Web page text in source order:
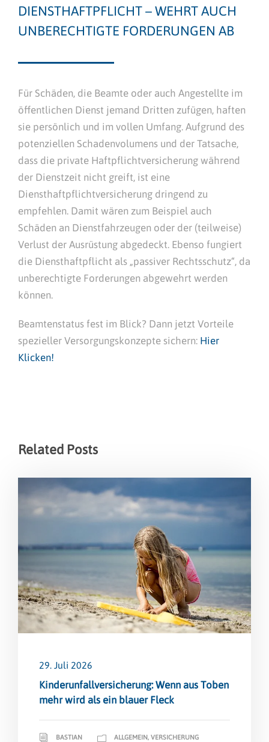
DIENSTHAFTPFLICHT – WEHRT AUCH
UNBERECHTIGTE FORDERUNGEN AB
Für Schäden, die Beamte oder auch Angestellte im
öffentlichen Dienst jemand Dritten zufügen, haften
sie persönlich und im vollen Umfang. Aufgrund des
potenziellen Schadenvolumens und der Tatsache,
dass die private Haftpflichtversicherung während
der Dienstzeit nicht greift, ist eine
Diensthaftpflichtversicherung dringend zu
empfehlen. Damit wären zum Beispiel auch
Schäden an Dienstfahrzeugen oder der (teilweise)
Verlust der Ausrüstung abgedeckt. Ebenso fungiert
die Diensthaftpflicht als „passiver Rechtsschutz“, da
unberechtigte Forderungen abgewehrt werden
können.
Beamtenstatus fest im Blick? Dann jetzt Vorteile
spezieller Versorgungskonzepte sichern: Hier
Klicken!
Related Posts
29. Juli 2026
Kinderunfallversicherung: Wenn aus Toben
mehr wird als ein blauer Fleck
BASTIAN ALLGEMEIN, VERSICHERUNG